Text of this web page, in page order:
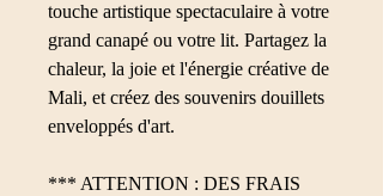
touche artistique spectaculaire à votre
grand canapé ou votre lit. Partagez la
chaleur, la joie et l'énergie créative de
Mali, et créez des souvenirs douillets
enveloppés d'art.
*** ATTENTION : DES FRAIS